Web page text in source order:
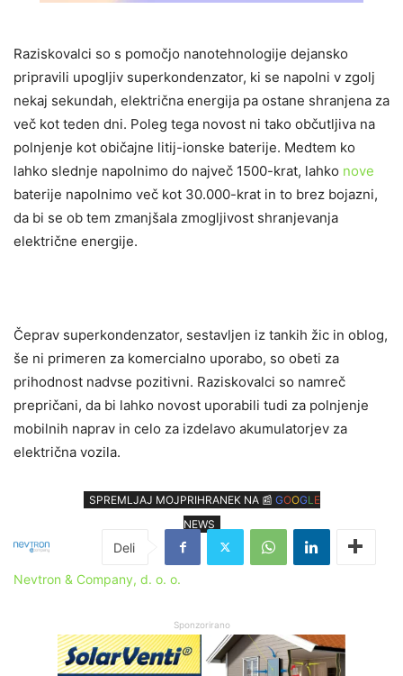
Raziskovalci so s pomočjo nanotehnologije dejansko
pripravili upogljiv superkondenzator, ki se napolni v zgolj
nekaj sekundah, električna energija pa ostane shranjena za
več kot teden dni. Poleg tega novost ni tako občutljiva na
polnjenje kot običajne litij-ionske baterije. Medtem ko
lahko slednje napolnimo do največ 1500-krat, lahko nove
baterije napolnimo več kot 30.000-krat in to brez bojazni,
da bi se ob tem zmanjšala zmogljivost shranjevanja
električne energije.
Čeprav superkondenzator, sestavljen iz tankih žic in oblog,
še ni primeren za komercialno uporabo, so obeti za
prihodnost nadvse pozitivni. Raziskovalci so namreč
prepričani, da bi lahko novost uporabili tudi za polnjenje
mobilnih naprav in celo za izdelavo akumulatorjev za
električna vozila.
SPREMLJAJ MOJPRIHRANEK NA 📰 GOOGL E
NEWS
Nevtron & Company, d. o. o.
Sponzorirano